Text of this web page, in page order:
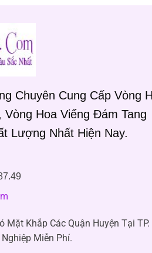
Chuyên Cung Cấp Vòng
Vòng Hoa Viếng Đám Tang
Lượng Nhất Hiện Nay.
Mặt Khắp Các Quận Huyện Tại TP.
Miễn Phí.